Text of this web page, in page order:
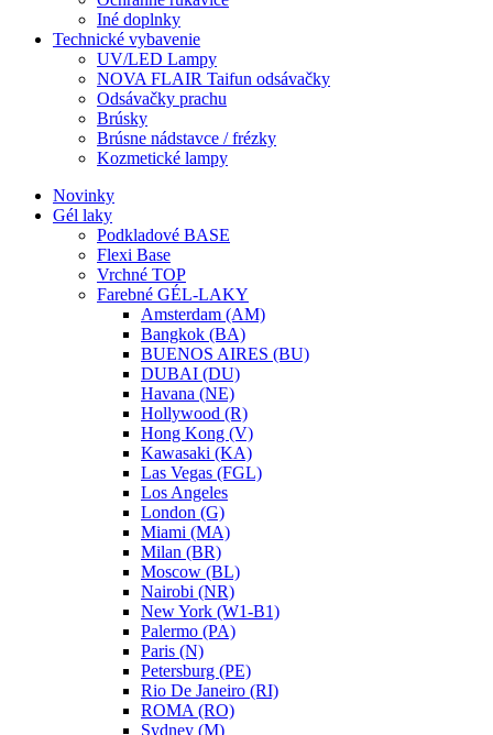
Iné doplnky
Technické vybavenie
UV/LED Lampy
NOVA FLAIR Taifun odsávačky
Odsávačky prachu
Brúsky
Brúsne nádstavce / frézky
Kozmetické lampy
Novinky
Gél laky
Podkladové BASE
Flexi Base
Vrchné TOP
Farebné GÉL-LAKY
Amsterdam (AM)
Bangkok (BA)
BUENOS AIRES (BU)
DUBAI (DU)
Havana (NE)
Hollywood (R)
Hong Kong (V)
Kawasaki (KA)
Las Vegas (FGL)
Los Angeles
London (G)
Miami (MA)
Milan (BR)
Moscow (BL)
Nairobi (NR)
New York (W1-B1)
Palermo (PA)
Paris (N)
Petersburg (PE)
Rio De Janeiro (RI)
ROMA (RO)
Sydney (M)